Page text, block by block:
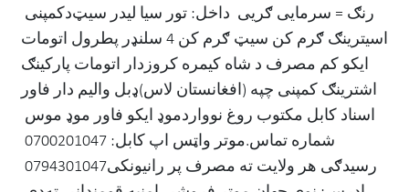
دکمپنی ‏‎رنګ = سرمایی ګریی ‏ داخل: تور سیا لیدر سیټ
اسیترینګ ګرم کن سیټ ګرم کن ‏4 سلنډر پطرول اتومات
ایکو کم مصرف د شاه کیمره کروزدار اتومات پارکینګ
موډ ایکو فاور موډ موس ‏‎اسناد کابل مکتوب روغ نووارد